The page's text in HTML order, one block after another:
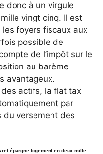
donc à un virgule
vingt cinq. Il est
foyers fiscaux aux
possible de
de l’impôt sur le
au barème
avantageux.
actifs, la flat tax
par
du versement des
épargne logement en deux mille